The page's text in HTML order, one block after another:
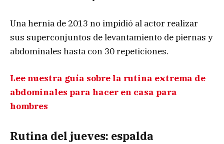
Una hernia de 2013 no impidió al actor realizar
sus superconjuntos de levantamiento de piernas y
abdominales hasta con 30 repeticiones.
Lee nuestra guía sobre la rutina extrema de
abdominales para hacer en casa para
hombres
Rutina del jueves: espalda